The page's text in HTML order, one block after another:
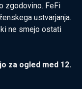
zgodovino. FeFi
ustvarjanja.
ne smejo ostati
za ogled med 12.